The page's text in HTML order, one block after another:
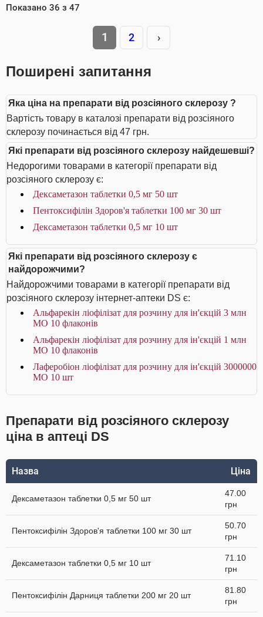
Показано 36 з 47
1 2 ›
Поширені запитання
Яка ціна на препарати від розсіяного склерозу ?
Вартість товару в каталозі препарати від розсіяного
склерозу починається від 47 грн.
Які препарати від розсіяного склерозу найдешевші?
Недорогими товарами в категорії препарати від
розсіяного склерозу є:
Дексаметазон таблетки 0,5 мг 50 шт
Пентоксифілін Здоров'я таблетки 100 мг 30 шт
Дексаметазон таблетки 0,5 мг 10 шт
Які препарати від розсіяного склерозу є
найдорожчими?
Найдорожчими товарами в категорії препарати від
розсіяного склерозу інтернет-аптеки DS є:
Альфарекін ліофілізат для розчину для ін'єкцій 3 млн
МО 10 флаконів
Альфарекін ліофілізат для розчину для ін'єкцій 1 млн
МО 10 флаконів
Лаферобіон ліофілізат для розчину для ін'єкцій 3000000
МО 10 шт
Препарати від розсіяного склерозу
ціна в аптеці DS
Назва Ціна
Дексаметазон таблетки 0,5 мг 50 шт
47.00
грн
Пентоксифілін Здоров'я таблетки 100 мг 30 шт
50.70
грн
Дексаметазон таблетки 0,5 мг 10 шт
71.10
грн
Пентоксифілін Дарниця таблетки 200 мг 20 шт
81.80
грн